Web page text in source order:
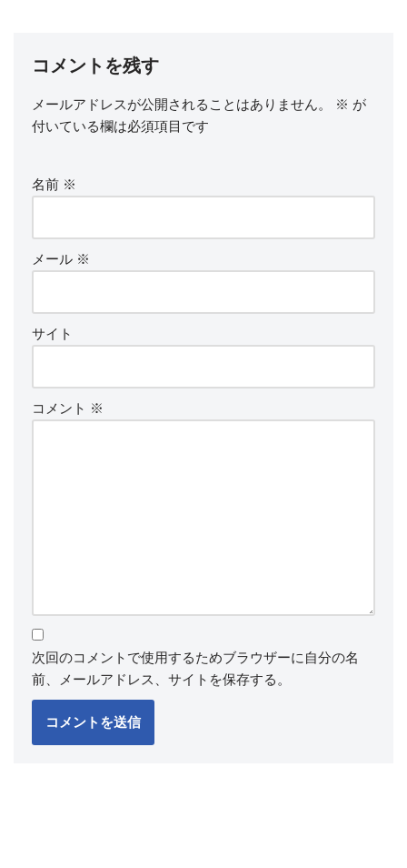
コメントを残す
メールアドレスが公開されることはありません。 ※ が
付いている欄は必須項目です
名前 ※
メール ※
サイト
コメント ※
次回のコメントで使用するためブラウザーに自分の名
前、メールアドレス、サイトを保存する。